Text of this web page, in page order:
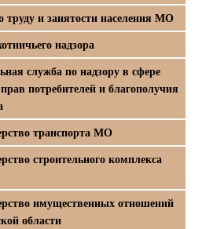
труду и занятости населения МО
надзора
служба по надзору в сфере
потребителей и благополучия
транспорта МО
строительного комплекса
имущественных отношений
области